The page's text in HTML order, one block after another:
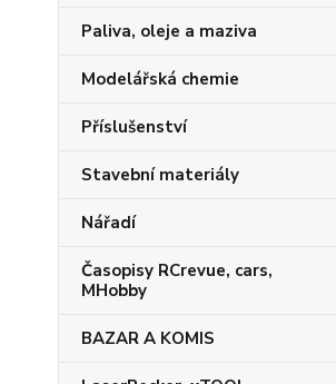
Paliva, oleje a maziva
Modelářská chemie
Příslušenství
Stavební materiály
Nářadí
Časopisy RCrevue, cars,
MHobby
BAZAR A KOMIS